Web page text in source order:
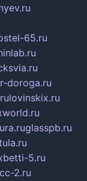
65.ru
doroga.ru
lovinskix.ru
glasspb.ru
5.ru
2.ru